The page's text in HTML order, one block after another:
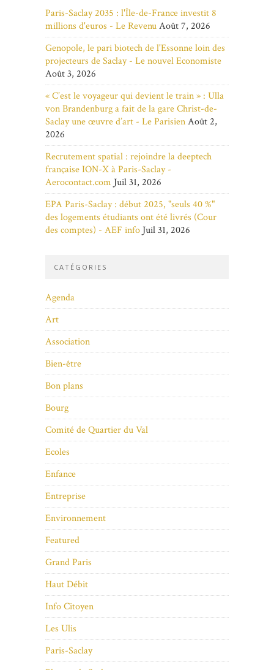
Paris-Saclay 2035 : l'Île-de-France investit 8
millions d'euros - Le RevenuAoût 7, 2026
Genopole, le pari biotech de l'Essonne loin des
projecteurs de Saclay - Le nouvel Economiste
Août 3, 2026
« C’est le voyageur qui devient le train » : Ulla
von Brandenburg a fait de la gare Christ-de-
Saclay une œuvre d’art - Le ParisienAoût 2,
2026
Recrutement spatial : rejoindre la deeptech
française ION-X à Paris-Saclay -
Aerocontact.com Juil 31, 2026
EPA Paris-Saclay : début 2025, "seuls 40 %"
des logements étudiants ont été livrés (Cour
des comptes) - AEF info Juil 31, 2026
CATÉGORIES
Agenda
Art
Association
Bien-être
Bon plans
Bourg
Comité de Quartier du Val
Ecoles
Enfance
Entreprise
Environnement
Featured
Grand Paris
Haut Débit
Info Citoyen
Les Ulis
Paris-Saclay